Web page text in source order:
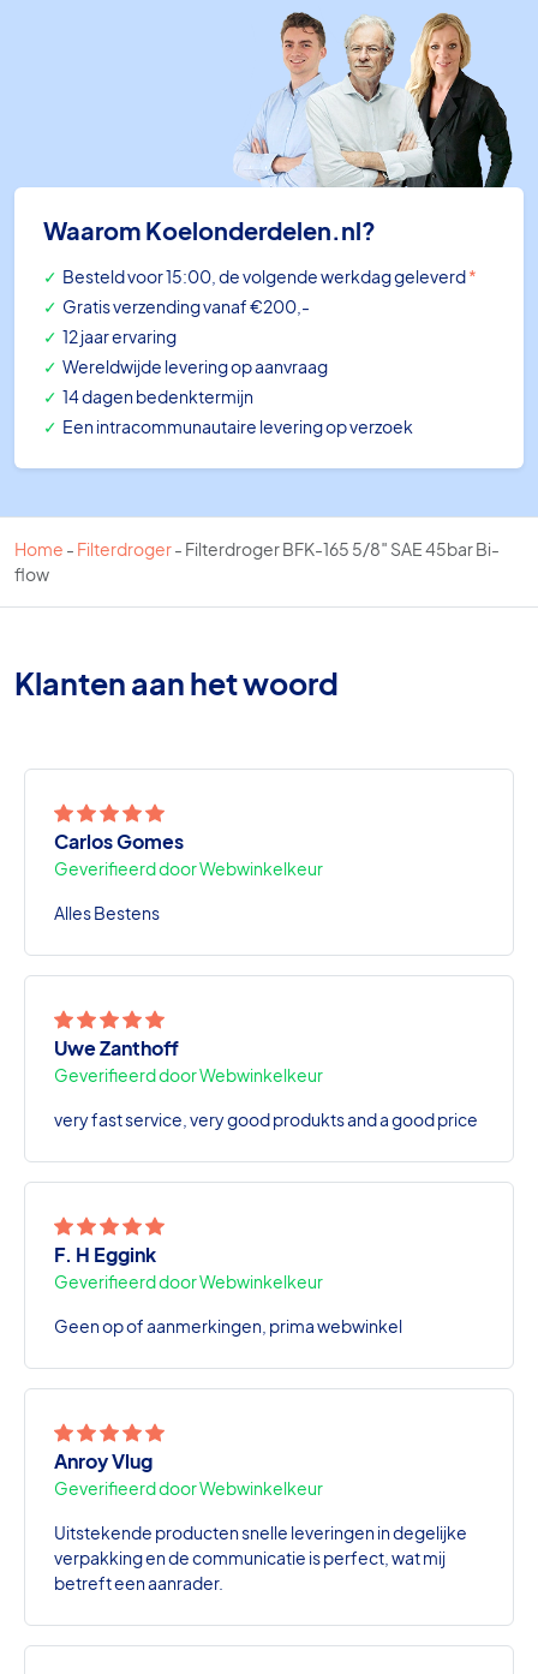
Waarom Koelonderdelen.nl?
Besteld voor 15:00, de volgende werkdag geleverd*
Gratis verzending vanaf €200,-
12 jaar ervaring
Wereldwijde levering op aanvraag
14 dagen bedenktermijn
Een intracommunautaire levering op verzoek
Home - Filterdroger- Filterdroger BFK-165 5/8″ SAE 45bar Bi-
flow
Klanten aan het woord
Carlos Gomes
Geverifieerd door Webwinkelkeur
Alles Bestens
Uwe Zanthoff
Geverifieerd door Webwinkelkeur
very fast service, very good produkts and a good price
F. H Eggink
Geverifieerd door Webwinkelkeur
Geen op of aanmerkingen, prima webwinkel
Anroy Vlug
Geverifieerd door Webwinkelkeur
Uitstekende producten snelle leveringen in degelijke
verpakking en de communicatie is perfect, wat mij
betreft een aanrader.